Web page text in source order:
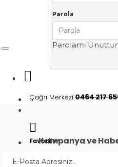
Çağrı Merkezi 0464 217
Favoriler
Parola
Parolamı
Kampanya ve